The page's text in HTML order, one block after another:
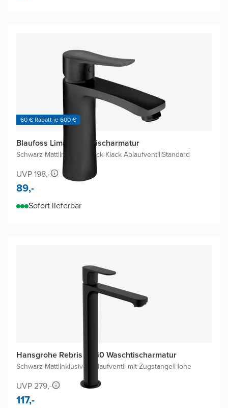
60 € Rabatt je 600 €
Blaufoss Lima Waschtischarmatur
Schwarz Matt|Inklusive Klick-Klack Ablaufventil|Standard
UVP 198,-
89,-
Sofort lieferbar
Hansgrohe Rebris S240 Waschtischarmatur
Schwarz Matt|Inklusive Ablaufventil mit Zugstange|Hohe
UVP 279,-
117,-